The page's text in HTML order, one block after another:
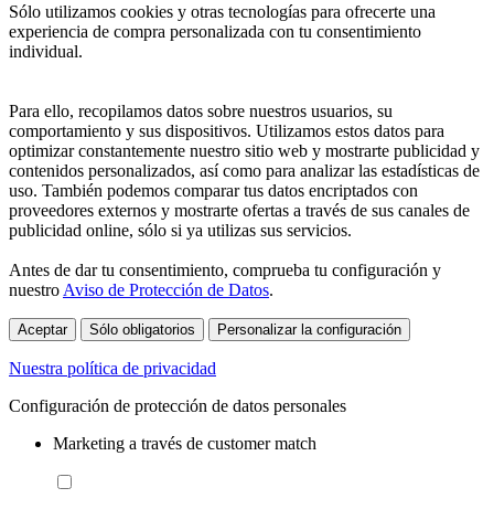
Sólo utilizamos cookies y otras tecnologías para ofrecerte una
experiencia de compra personalizada con tu consentimiento
individual.
Para ello, recopilamos datos sobre nuestros usuarios, su
comportamiento y sus dispositivos. Utilizamos estos datos para
optimizar constantemente nuestro sitio web y mostrarte publicidad y
contenidos personalizados, así como para analizar las estadísticas de
uso. También podemos comparar tus datos encriptados con
proveedores externos y mostrarte ofertas a través de sus canales de
publicidad online, sólo si ya utilizas sus servicios.
Antes de dar tu consentimiento, comprueba tu configuración y
nuestro Aviso de Protección de Datos.
Aceptar Sólo obligatorios Personalizar la configuración
Nuestra política de privacidad
Configuración de protección de datos personales
Marketing a través de customer match